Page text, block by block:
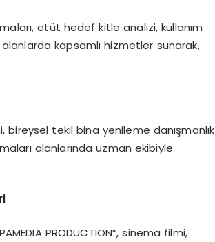
etüt hedef kitle analizi, kullanım
kapsamlı hizmetler sunarak,
bireysel tekil bina yenileme danışmanlık
alanlarında uzman ekibiyle
PRODUCTION”, sinema filmi,